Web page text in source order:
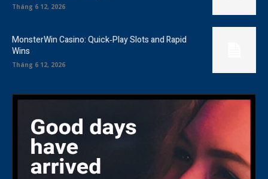
Tháng 6 12, 2026
MonsterWin Casino: Quick‑Play Slots and Rapid
Wins
Tháng 6 12, 2026